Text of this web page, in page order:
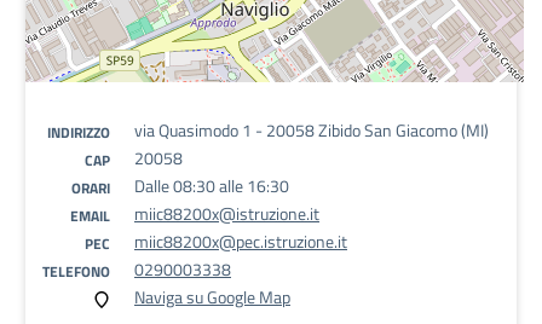
INDIRIZZO via Quasimodo 1 - 20058 Zibido San Giacomo (MI)
CAP 20058
ORARI Dalle 08:30 alle 16:30
EMAIL miic88200x@istruzione.it
PEC miic88200x@pec.istruzione.it
TELEFONO
0290003338
Naviga su Google Map